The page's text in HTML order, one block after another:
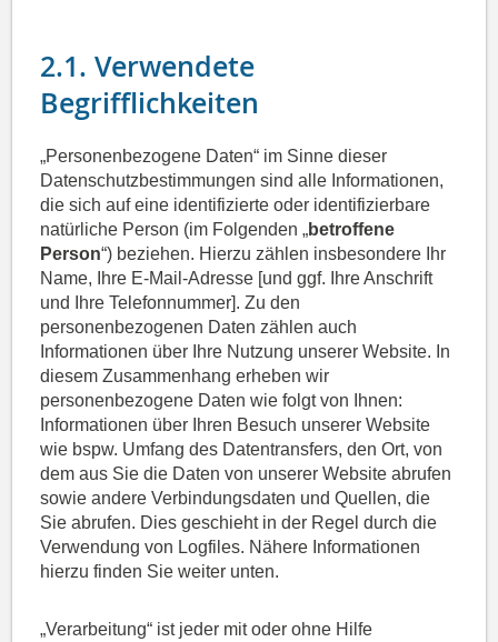
2.1. Verwendete
Begrifflichkeiten
„Personenbezogene Daten“ im Sinne dieser
Datenschutzbestimmungen sind alle Informationen,
die sich auf eine identifizierte oder identifizierbare
natürliche Person (im Folgenden „betroffene
Person“) beziehen. Hierzu zählen insbesondere Ihr
Name, Ihre E-Mail-Adresse [und ggf. Ihre Anschrift
und Ihre Telefonnummer]. Zu den
personenbezogenen Daten zählen auch
Informationen über Ihre Nutzung unserer Website. In
diesem Zusammenhang erheben wir
personenbezogene Daten wie folgt von Ihnen:
Informationen über Ihren Besuch unserer Website
wie bspw. Umfang des Datentransfers, den Ort, von
dem aus Sie die Daten von unserer Website abrufen
sowie andere Verbindungsdaten und Quellen, die
Sie abrufen. Dies geschieht in der Regel durch die
Verwendung von Logfiles. Nähere Informationen
hierzu finden Sie weiter unten.
„Verarbeitung“ ist jeder mit oder ohne Hilfe